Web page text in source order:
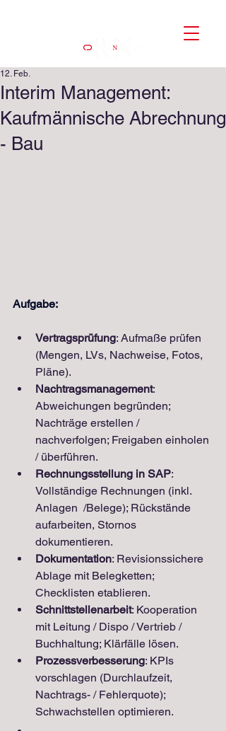
Interim Management:
Kaufmännische Abrechnung
- Bau
12. Feb.
Aufgabe:
Vertragsprüfung: Aufmaße prüfen
(Mengen, LVs, Nachweise, Fotos,
Pläne).
Nachtragsmanagement:
Abweichungen begründen;
Nachträge erstellen /
nachverfolgen; Freigaben einholen
/ überführen.
Rechnungsstellung in SAP:
Vollständige Rechnungen (inkl.
Anlagen  /Belege); Rückstände
aufarbeiten, Stornos
dokumentieren.
Dokumentation: Revisionssichere
Ablage mit Belegketten;
Checklisten etablieren.
Schnittstellenarbeit: Kooperation
mit Leitung / Dispo / Vertrieb /
Buchhaltung; Klärfälle lösen.
Prozessverbesserung: KPIs
vorschlagen (Durchlaufzeit,
Nachtrags- / Fehlerquote);
Schwachstellen optimieren.